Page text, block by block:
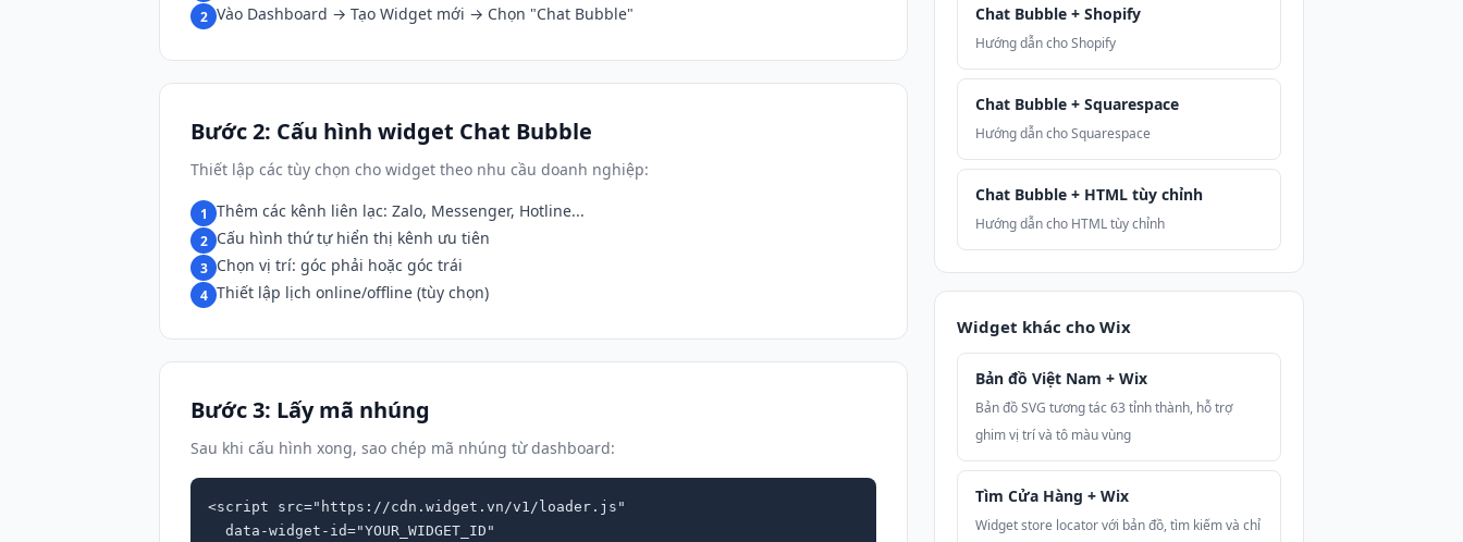
2 Vào Dashboard → Tạo Widget mới → Chọn "Chat Bubble"
Bước 2: Cấu hình widget Chat Bubble
Thiết lập các tùy chọn cho widget theo nhu cầu doanh nghiệp:
1 Thêm các kênh liên lạc: Zalo, Messenger, Hotline...
2 Cấu hình thứ tự hiển thị kênh ưu tiên
3 Chọn vị trí: góc phải hoặc góc trái
4 Thiết lập lịch online/offline (tùy chọn)
Bước 3: Lấy mã nhúng
Sau khi cấu hình xong, sao chép mã nhúng từ dashboard:
<script src="https://cdn.widget.vn/v1/loader.js"
Chat Bubble + Shopify
Hướng dẫn cho Shopify
Chat Bubble + Squarespace
Hướng dẫn cho Squarespace
Chat Bubble + HTML tùy chỉnh
Hướng dẫn cho HTML tùy chỉnh
Widget khác cho Wix
Bản đồ Việt Nam + Wix
Bản đồ SVG tương tác 63 tỉnh thành, hỗ trợ
ghim vị trí và tô màu vùng
Tìm Cửa Hàng + Wix
Widget store locator với bản đồ, tìm kiếm và chỉ